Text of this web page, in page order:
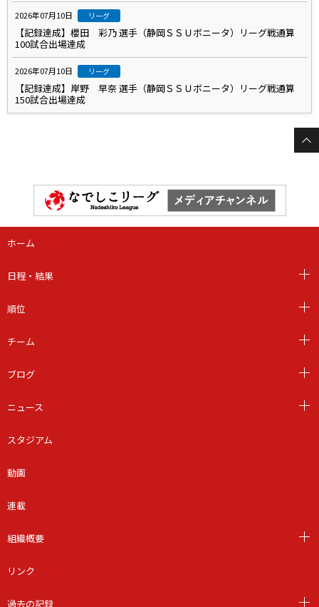
2026年07月10日 リーグ
【記録達成】櫻田 彩乃 選手（静岡ＳＳＵボニータ）リーグ戦通算
100試合出場達成
2026年07月10日 リーグ
【記録達成】岸野 早奈 選手（静岡ＳＳＵボニータ）リーグ戦通算
150試合出場達成
ホーム
日程・結果
順位
チーム
ブログ
ニュース
スタジアム
動画
連載
組織概要
リンク
過去の記録